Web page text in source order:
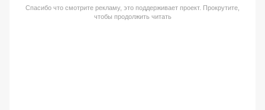
Спасибо что смотрите рекламу, это поддерживает проект. Прокрутите,
чтобы продолжить читать